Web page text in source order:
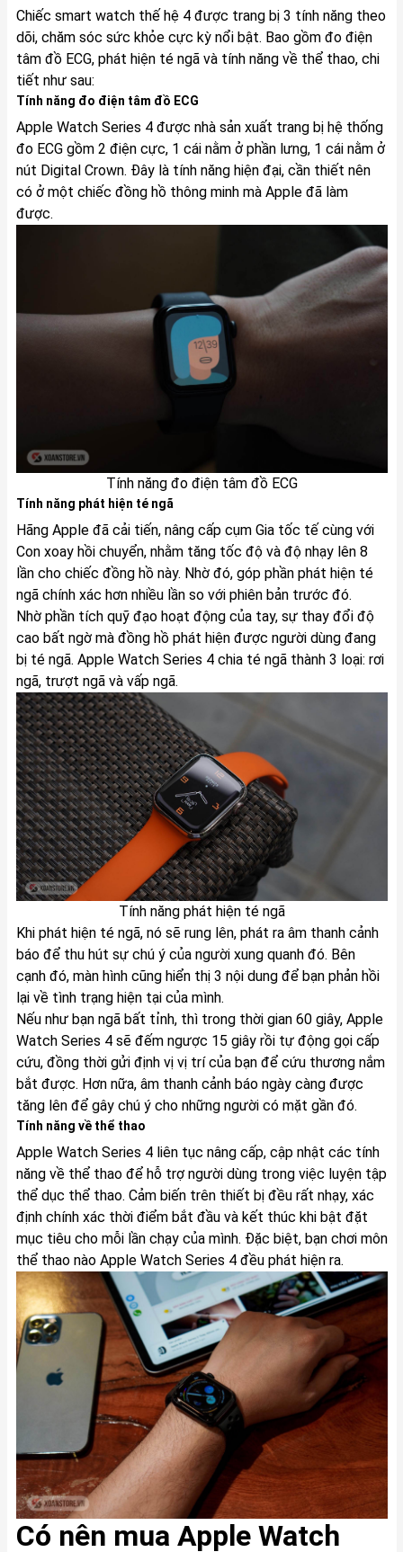
Chiếc smart watch thế hệ 4 được trang bị 3 tính năng theo
dõi, chăm sóc sức khỏe cực kỳ nổi bật. Bao gồm đo điện
tâm đồ ECG, phát hiện té ngã và tính năng về thể thao, chi
tiết như sau:
Tính năng đo điện tâm đồ ECG
Apple Watch Series 4 được nhà sản xuất trang bị hệ thống
đo ECG gồm 2 điện cực, 1 cái nằm ở phần lưng, 1 cái nằm ở
nút Digital Crown. Đây là tính năng hiện đại, cần thiết nên
có ở một chiếc đồng hồ thông minh mà Apple đã làm
được.
Tính năng đo điện tâm đồ ECG
Tính năng phát hiện té ngã
Hãng Apple đã cải tiến, nâng cấp cụm Gia tốc tế cùng với
Con xoay hồi chuyển, nhằm tăng tốc độ và độ nhạy lên 8
lần cho chiếc đồng hồ này. Nhờ đó, góp phần phát hiện té
ngã chính xác hơn nhiều lần so với phiên bản trước đó.
Nhờ phần tích quỹ đạo hoạt động của tay, sự thay đổi độ
cao bất ngờ mà đồng hồ phát hiện được người dùng đang
bị té ngã. Apple Watch Series 4 chia té ngã thành 3 loại: rơi
ngã, trượt ngã và vấp ngã.
Tính năng phát hiện té ngã
Khi phát hiện té ngã, nó sẽ rung lên, phát ra âm thanh cảnh
báo để thu hút sự chú ý của người xung quanh đó. Bên
cạnh đó, màn hình cũng hiển thị 3 nội dung để bạn phản hồi
lại về tình trạng hiện tại của mình.
Nếu như bạn ngã bất tỉnh, thì trong thời gian 60 giây, Apple
Watch Series 4 sẽ đếm ngược 15 giây rồi tự động gọi cấp
cứu, đồng thời gửi định vị vị trí của bạn để cứu thương nắm
bắt được. Hơn nữa, âm thanh cảnh báo ngày càng được
tăng lên để gây chú ý cho những người có mặt gần đó.
Tính năng về thể thao
Apple Watch Series 4 liên tục nâng cấp, cập nhật các tính
năng về thể thao để hỗ trợ người dùng trong việc luyện tập
thể dục thể thao. Cảm biến trên thiết bị đều rất nhạy, xác
định chính xác thời điểm bắt đầu và kết thúc khi bật đặt
mục tiêu cho mỗi lần chạy của mình. Đặc biệt, bạn chơi môn
thể thao nào Apple Watch Series 4 đều phát hiện ra.
Có nên mua Apple Watch